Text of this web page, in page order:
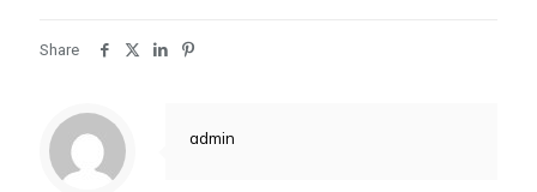
Share
admin